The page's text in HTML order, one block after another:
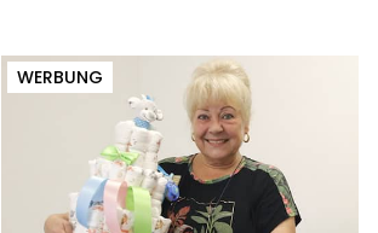
WERBUNG